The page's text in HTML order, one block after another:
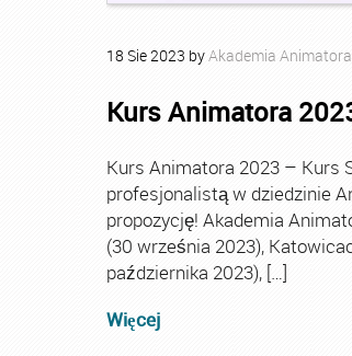
18 Sie2023 byAkademia Animatora
Kurs Animatora
Kurs Animatora 2023 – Kurs
profesjonalistą w dziedzinie
propozycję! Akademia
(30 września 2023),
października 2023), […]
Więcej